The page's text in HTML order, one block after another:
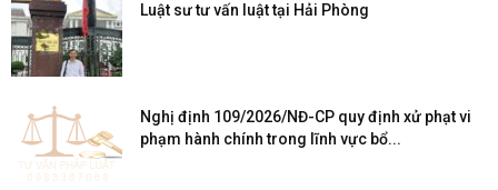
Luật sư tư vấn luật tại Hải Phòng
Nghị định 109/2026/NĐ-CP quy định xử phạt vi
phạm hành chính trong lĩnh vực bổ...